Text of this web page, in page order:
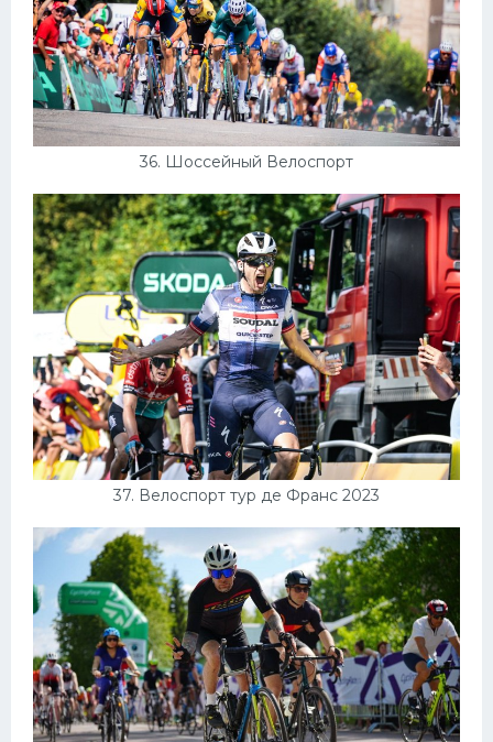
36. Шоссейный Велоспорт
37. Велоспорт тур де Франс 2023